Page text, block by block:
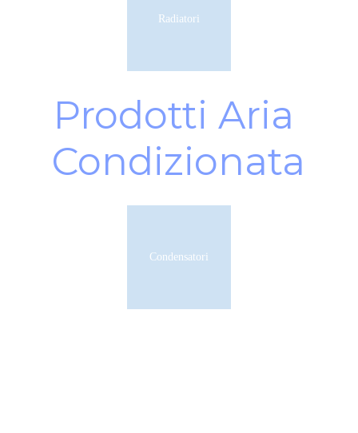
Radiatori
Prodotti Aria
Condizionata
Condensatori